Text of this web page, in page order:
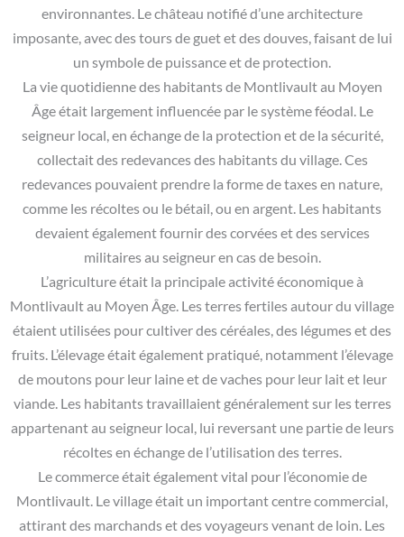
environnantes. Le château notifié d’une architecture
imposante, avec des tours de guet et des douves, faisant de lui
un symbole de puissance et de protection.
La vie quotidienne des habitants de Montlivault au Moyen
Âge était largement influencée par le système féodal. Le
seigneur local, en échange de la protection et de la sécurité,
collectait des redevances des habitants du village. Ces
redevances pouvaient prendre la forme de taxes en nature,
comme les récoltes ou le bétail, ou en argent. Les habitants
devaient également fournir des corvées et des services
militaires au seigneur en cas de besoin.
L’agriculture était la principale activité économique à
Montlivault au Moyen Âge. Les terres fertiles autour du village
étaient utilisées pour cultiver des céréales, des légumes et des
fruits. L’élevage était également pratiqué, notamment l’élevage
de moutons pour leur laine et de vaches pour leur lait et leur
viande. Les habitants travaillaient généralement sur les terres
appartenant au seigneur local, lui reversant une partie de leurs
récoltes en échange de l’utilisation des terres.
Le commerce était également vital pour l’économie de
Montlivault. Le village était un important centre commercial,
attirant des marchands et des voyageurs venant de loin. Les